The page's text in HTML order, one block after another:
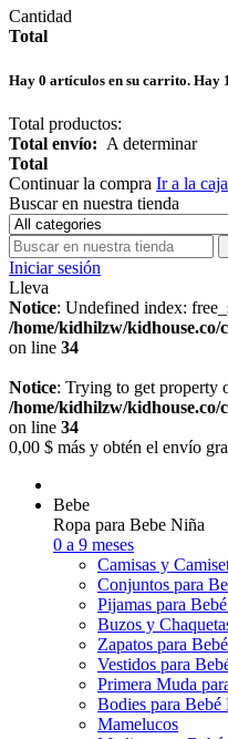
Cantidad
Total
Hay 0 artículos en su carrito. Hay
Total productos:
Total envío: A determinar
Total
Continuar la compra Ir a la caja
Buscar en nuestra tienda
Iniciar sesión
Lleva
Notice: Undefined index:
/home/kidhilzw/kidhouse.co/
on line 34
Notice: Trying to get property
/home/kidhilzw/kidhouse.co/
on line 34
0,00 $ más y obtén el envío
Bebe
Ropa para Bebe Niña
0 a 9 meses
Camisas y
Conjuntos para
Pijamas para
Buzos y
Zapatos para
Vestidos para
Primera Muda
Bodies para Bebé
Mamelucos